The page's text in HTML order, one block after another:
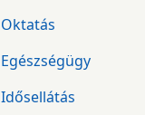
Oktatás
Egészségügy
Idősellátás